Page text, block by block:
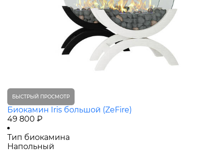
БЫСТРЫЙ ПРОСМОТР
Биокамин Iris большой (ZeFire)
49 800 ₽
Тип биокамина
Напольный